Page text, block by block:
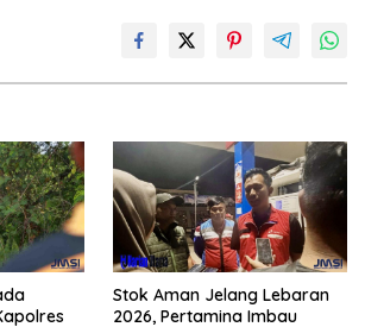
Stok Aman Jelang Lebaran
2026, Pertamina Imbau